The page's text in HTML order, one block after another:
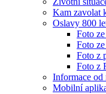
Kam zavolat
Oslavy 800
Foto
Foto
Foto z
Foto z
Informace od
Mobilní